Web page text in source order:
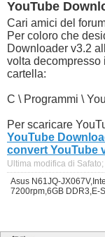
YouTube
Cari amici del
Per coloro che
Downloader v3.2
volta
cartella:
C \ Programmi \
Per scaricare
YouTube
convert YouTube
Ultima modifica di
Asus N61JQ-
7200rpm,6GB DDR3,E-